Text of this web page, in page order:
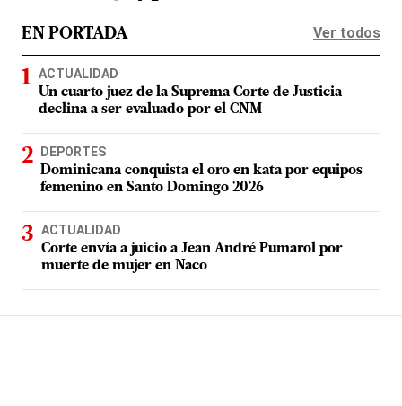
EN PORTADA Ver todos
ACTUALIDAD
Un cuarto juez de la Suprema Corte de Justicia
declina a ser evaluado por el CNM
DEPORTES
Dominicana conquista el oro en kata por equipos
femenino en Santo Domingo 2026
ACTUALIDAD
Corte envía a juicio a Jean André Pumarol por
muerte de mujer en Naco